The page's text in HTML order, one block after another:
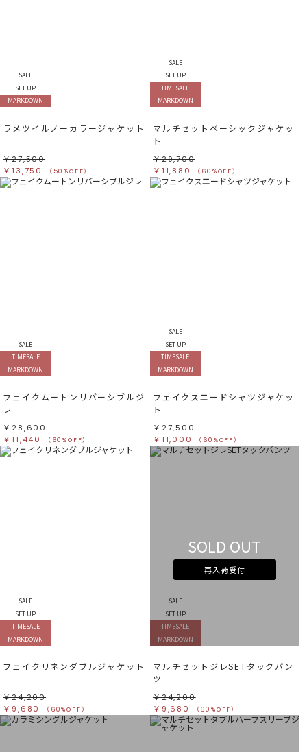
SALE
SET UP
MARKDOWN
ラメツイルノーカラージャケット
￥27,500
￥13,750
（50%OFF）
SALE
SET UP
TIMESALE
MARKDOWN
マルチセットベーシックジャケッ
ト
￥29,700
￥11,880
（60%OFF）
SALE
TIMESALE
MARKDOWN
フェイクムートンリバーシブルジ
レ
￥28,600
￥11,440
（60%OFF）
SALE
SET UP
TIMESALE
MARKDOWN
フェイクスエードシャツジャケッ
ト
￥27,500
￥11,000
（60%OFF）
SALE
SET UP
TIMESALE
MARKDOWN
フェイクリネンダブルジャケット
￥24,200
￥9,680
（60%OFF）
SOLD OUT
再入荷受付
SALE
SET UP
TIMESALE
MARKDOWN
マルチセットジレSETタックパン
ツ
￥24,200
￥9,680
（60%OFF）